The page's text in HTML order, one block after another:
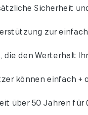
Sicherheit
zur
die den Werterhalt
können einfach
über 50 Jahren für